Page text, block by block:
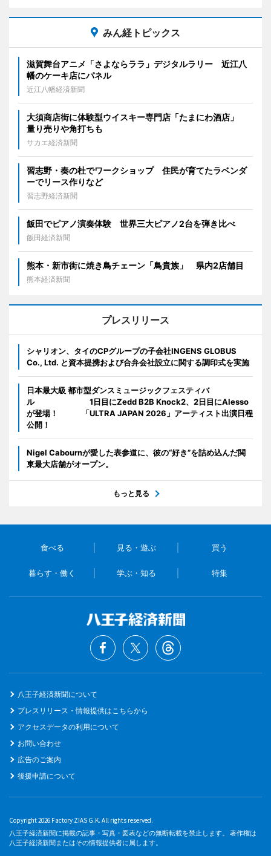
みん経トピックス
滋賀舞台アニメ「さよならララ」デジタルラリー 近江八
幡のケーキ店にパネル
近江八幡経済新聞
大須商店街に体験型ウイスキー専門店「たまにわ酒店」
量り売りや角打ちも
サカエ経済新聞
習志野・奏の杜でワークショップ 住民が育てたラベンダ
ーでリース作りなど
習志野経済新聞
飯田でピアノ演奏体験 世界三大ピアノ2台を弾き比べ
飯田経済新聞
熊本・新市街に焼き鳥チェーン「鳥貴族」 県内2店舗目
熊本経済新聞
プレスリリース
シャリオン、タイのCPグループの子会社INGENS GLOBUS
Co., Ltd. と資本提携および合弁会社設立に関する調印式を実施
日本最大級 都市型ダンスミュージックフェスティバ
ル 1日目にZedd B2B Knock2、2日目にAlesso
が登場！ 「ULTRA JAPAN 2026」アーティスト出演日程
公開！
Nigel Cabournが愛した表参道に、彼の“好き”を詰め込んだ関
東最大店舗がオープン。
もっと見る
食べる 見る・遊ぶ 買う
暮らす・働く 学ぶ・知る 特集
八王子経済新聞について
プレスリリース・情報提供はこちらから
アクセスデータの利用について
お問い合わせ
広告のご案内
後援申請について
Copyright 2026 Factory ZIAS G.K. All rights reserved.
八王子経済新聞に掲載の記事・写真・図表などの無断転載を禁止します。 著作権は
八王子経済新聞またはその情報提供者に属します。